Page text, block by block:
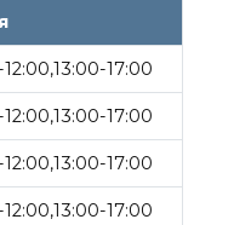
17:00
17:00
17:00
17:00